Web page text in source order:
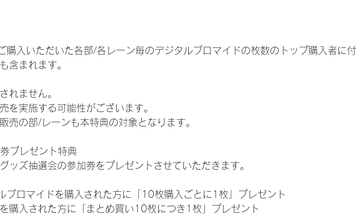
購入いただいた各部/各レーン毎のデジタルブロマイドの枚数のトップ購入者に付
含まれます。
れません。
を実施する可能性がございます。
売の部/レーンも本特典の対象となります。
プレゼント特典
ッズ抽選会の参加券をプレゼントさせていただきます。
ロマイドを購入された方に「10枚購入ごとに1枚」プレゼント
購入された方に「まとめ買い10枚につき1枚」プレゼント